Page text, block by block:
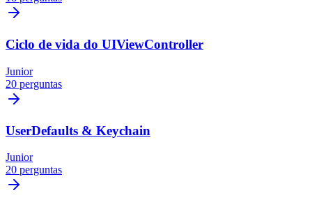
Ciclo de vida do UIViewController
Junior
20 perguntas
UserDefaults & Keychain
Junior
20 perguntas